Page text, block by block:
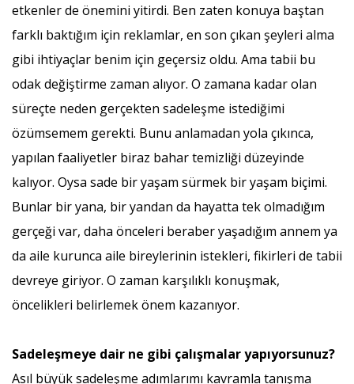
etkenler de önemini yitirdi. Ben zaten konuya baştan
farklı baktığım için reklamlar, en son çıkan şeyleri alma
gibi ihtiyaçlar benim için geçersiz oldu. Ama tabii bu
odak değiştirme zaman alıyor. O zamana kadar olan
süreçte neden gerçekten sadeleşme istediğimi
özümsemem gerekti. Bunu anlamadan yola çıkınca,
yapılan faaliyetler biraz bahar temizliği düzeyinde
kalıyor. Oysa sade bir yaşam sürmek bir yaşam biçimi.
Bunlar bir yana, bir yandan da hayatta tek olmadığım
gerçeği var, daha önceleri beraber yaşadığım annem ya
da aile kurunca aile bireylerinin istekleri, fikirleri de tabii
devreye giriyor. O zaman karşılıklı konuşmak,
öncelikleri belirlemek önem kazanıyor.
Sadeleşmeye dair ne gibi çalışmalar yapıyorsunuz?
Asıl büyük sadeleşme adımlarımı kavramla tanışma